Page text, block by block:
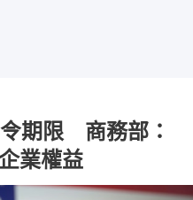
期限 商務部：
業權益